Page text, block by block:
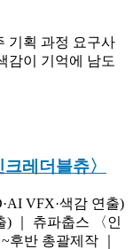
기획 과정 요구사
감이 기억에 남도
레더블츄〉
VFX·색감 연출)
) ｜ 츄파춥스 〈인
후반 총괄제작 ｜